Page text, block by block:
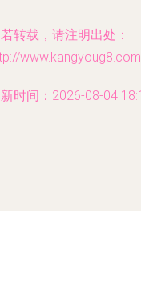
转载，请注明出处：
时间：2026-08-04